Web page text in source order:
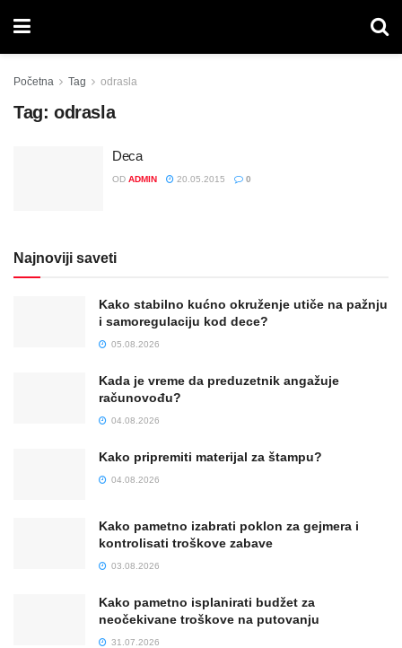
Početna Tag odrasla
Tag: odrasla
Deca
OD ADMIN 20.05.2015 0
Najnoviji saveti
Kako stabilno kućno okruženje utiče na pažnju
i samoregulaciju kod dece?
05.08.2026
Kada je vreme da preduzetnik angažuje
računovođu?
04.08.2026
Kako pripremiti materijal za štampu?
04.08.2026
Kako pametno izabrati poklon za gejmera i
kontrolisati troškove zabave
03.08.2026
Kako pametno isplanirati budžet za
neočekivane troškove na putovanju
31.07.2026